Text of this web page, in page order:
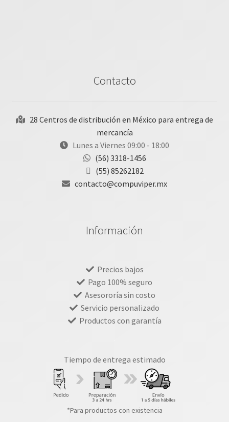
Contacto
28 Centros de distribución en México para entrega de
mercancía
Lunes a Viernes 09:00 - 18:00
(56) 3318-1456
(55) 85262182
contacto@compuviper.mx
Información
Precios bajos
Pago 100% seguro
Asesororía sin costo
Servicio personalizado
Productos con garantía
Tiempo de entrega estimado
*Para productos con existencia